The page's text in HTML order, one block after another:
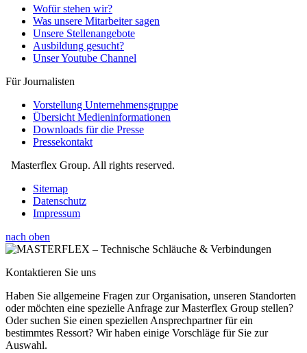
Wofür stehen wir?
Was unsere Mitarbeiter sagen
Unsere Stellenangebote
Ausbildung gesucht?
Unser Youtube Channel
Für Journalisten
Vorstellung Unternehmensgruppe
Übersicht Medieninformationen
Downloads für die Presse
Pressekontakt
Masterflex Group. All rights reserved.
Sitemap
Datenschutz
Impressum
nach oben
Kontaktieren Sie uns
Haben Sie allgemeine Fragen zur Organisation, unseren Standorten
oder möchten eine spezielle Anfrage zur Masterflex Group stellen?
Oder suchen Sie einen speziellen Ansprechpartner für ein
bestimmtes Ressort? Wir haben einige Vorschläge für Sie zur
Auswahl.